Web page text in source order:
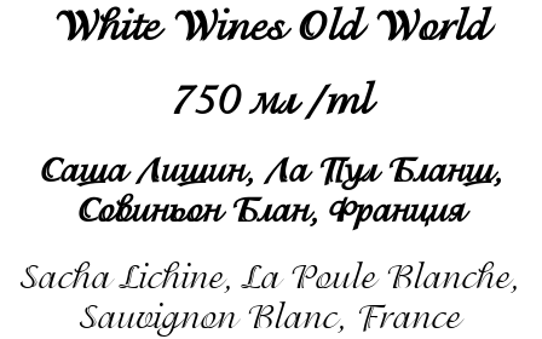
White Wines Old World
750 мл /ml
Саша Лишин, Ла Пул Бланш,
Совиньон Блан, Франция
Sacha Lichine, La Poule Blanche,
Sauvignon Blanc, France